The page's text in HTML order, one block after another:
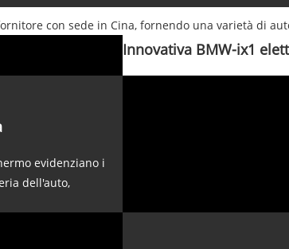
con sede in Cina, fornendo una varietà di
Innovativa BMW-ix1
evidenziano i
dell'auto,